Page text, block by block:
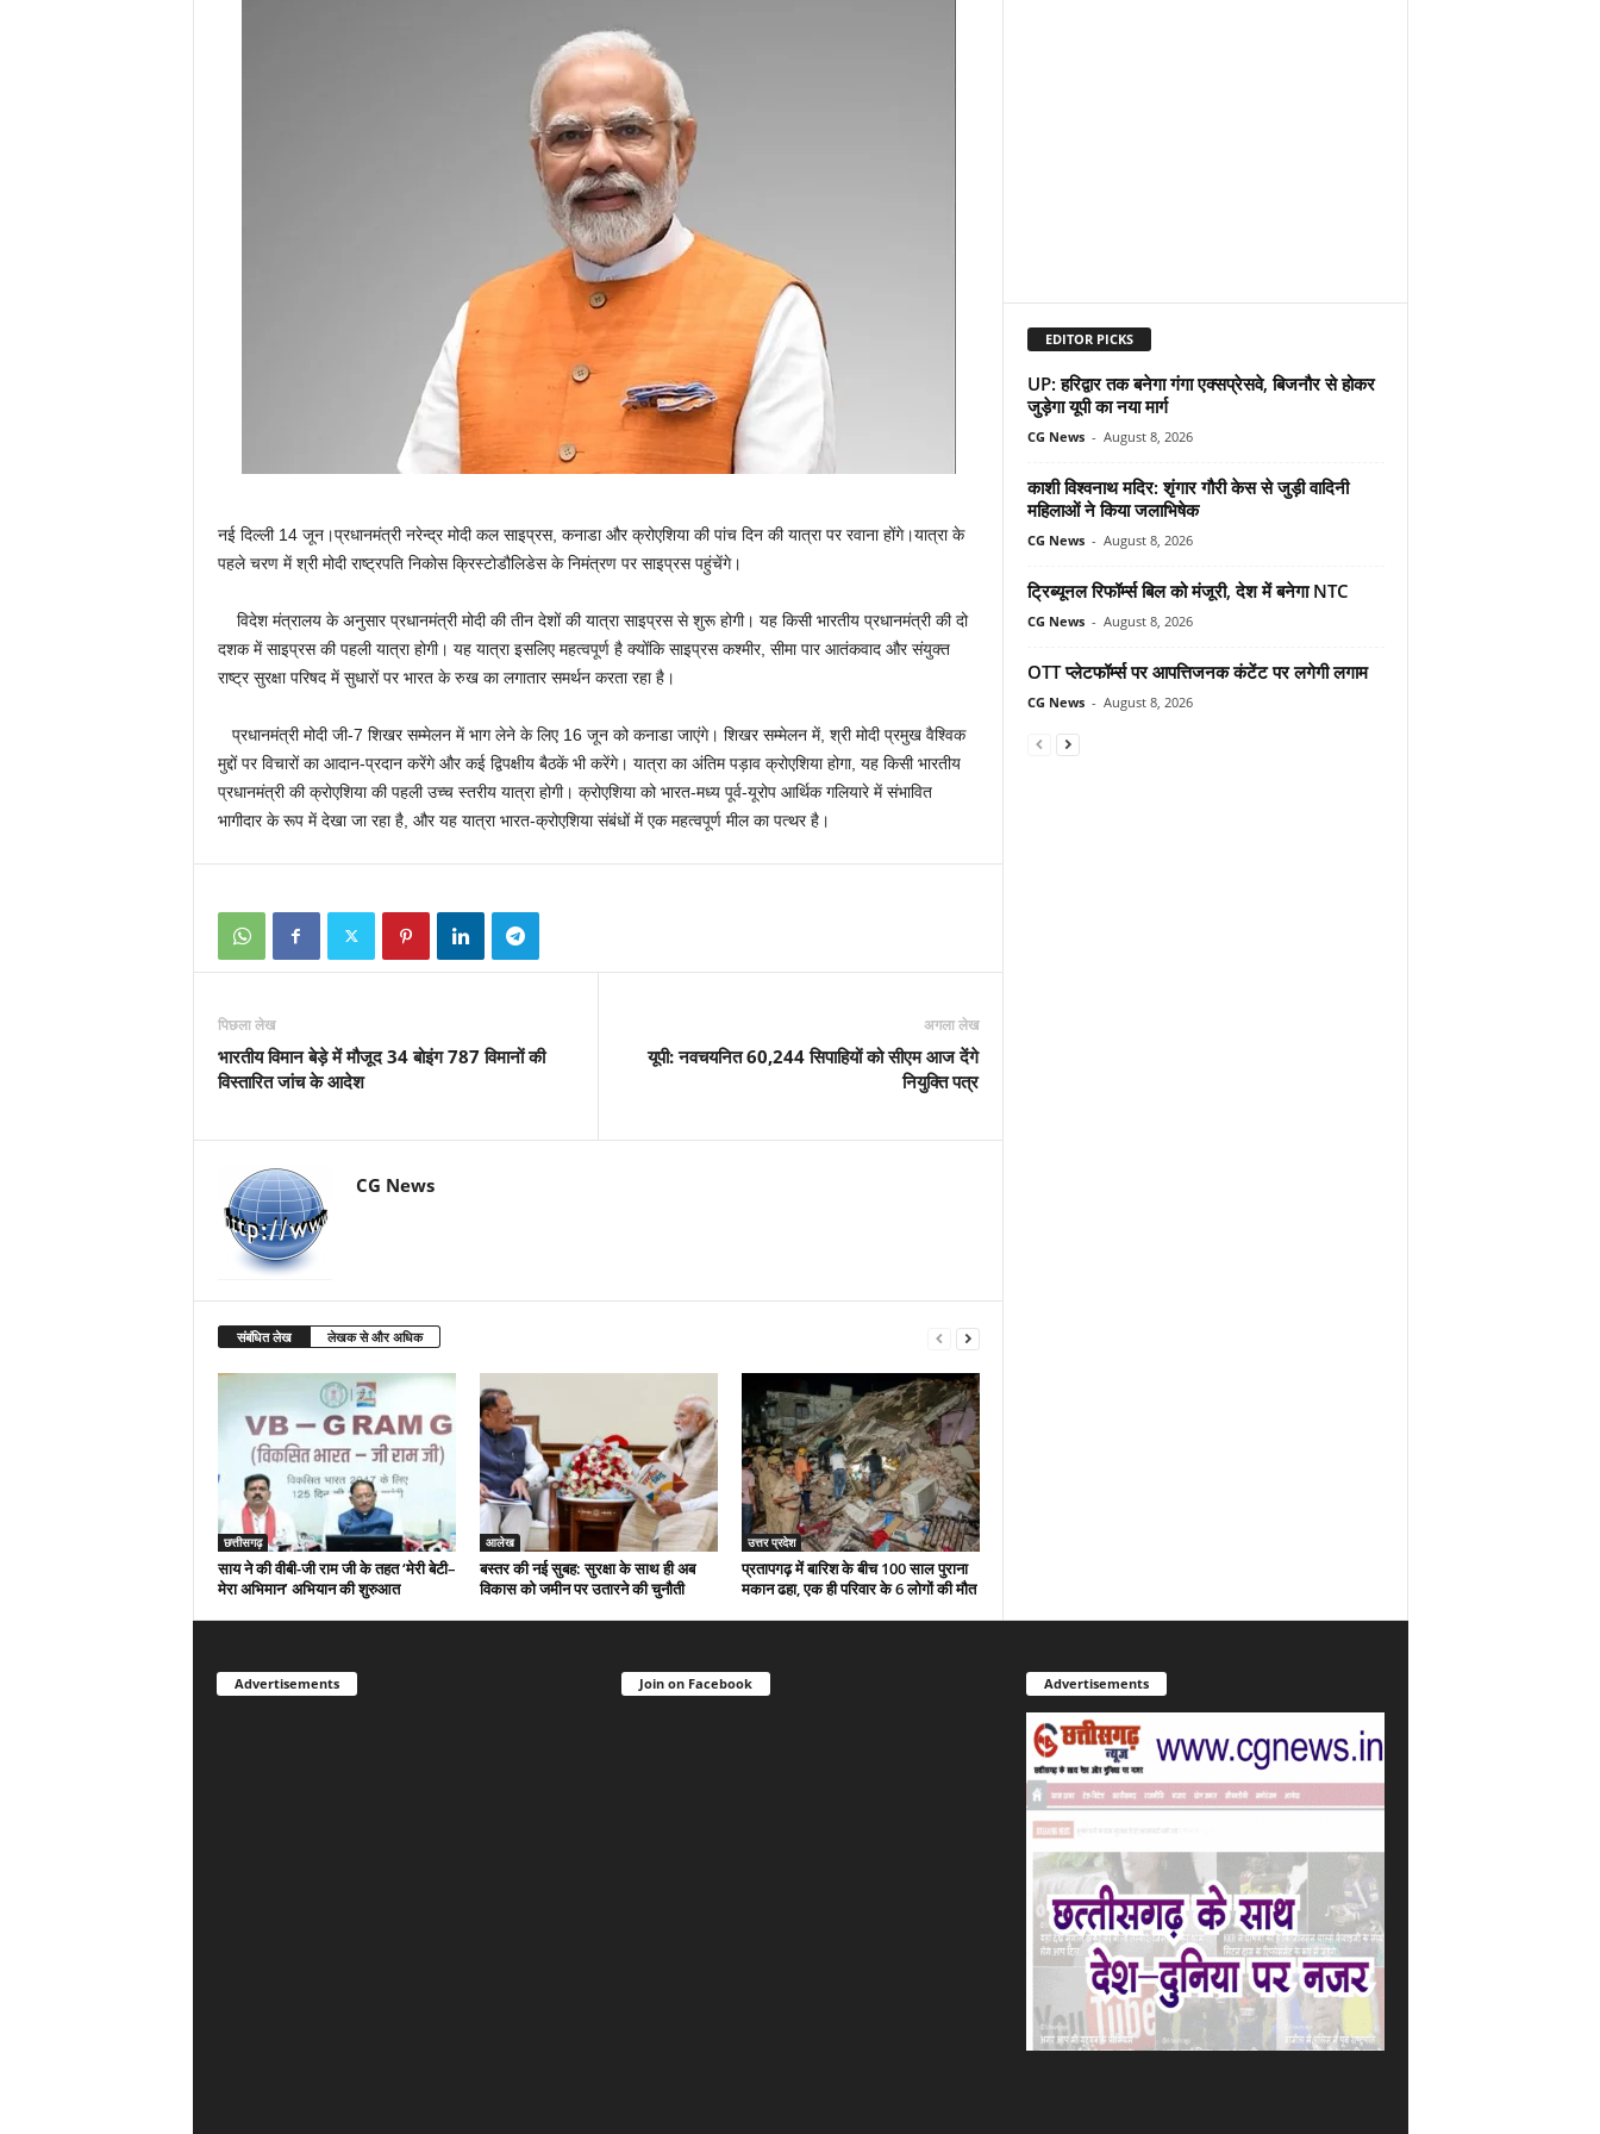
नई दिल्ली 14 जून।प्रधानमंत्री नरेन्‍द्र मोदी कल साइप्रस, कनाडा और क्रोएशिया की पांच दिन की यात्रा पर रवाना होंगे।यात्रा के
पहले चरण में श्री मोदी राष्ट्रपति निकोस क्रिस्टोडौलिडेस के निमंत्रण पर साइप्रस पहुंचेंगे।
विदेश मंत्रालय के अनुसार प्रधानमंत्री मोदी की तीन देशों की यात्रा साइप्रस से शुरू होगी। यह किसी भारतीय प्रधानमंत्री की दो
दशक में साइप्रस की पहली यात्रा होगी। यह यात्रा इसलिए महत्वपूर्ण है क्योंकि साइप्रस कश्मीर, सीमा पार आतंकवाद और संयुक्त
राष्ट्र सुरक्षा परिषद में सुधारों पर भारत के रुख का लगातार समर्थन करता रहा है।
प्रधानमंत्री मोदी जी-7 शिखर सम्मेलन में भाग लेने के लिए 16 जून को कनाडा जाएंगे। शिखर सम्मेलन में, श्री मोदी प्रमुख वैश्विक
मुद्दों पर विचारों का आदान-प्रदान करेंगे और कई द्विपक्षीय बैठकें भी करेंगे। यात्रा का अंतिम पड़ाव क्रोएशिया होगा, यह किसी भारतीय
प्रधानमंत्री की क्रोएशिया की पहली उच्च स्तरीय यात्रा होगी। क्रोएशिया को भारत-मध्य पूर्व-यूरोप आर्थिक गलियारे में संभावित
भागीदार के रूप में देखा जा रहा है, और यह यात्रा भारत-क्रोएशिया संबंधों में एक महत्वपूर्ण मील का पत्थर है।
पिछला लेख
भारतीय विमान बेड़े में मौजूद 34 बोइंग 787 विमानों की
विस्तारित जांच के आदेश
अगला लेख
यूपी: नवचयनित 60,244 सिपाहियों को सीएम आज देंगे
नियुक्ति पत्र
CG News
संबंधित लेख लेखक से और अधिक
छत्तीसगढ़
साय ने की वीबी-जी राम जी के तहत ‘मेरी बेटी–
मेरा अभिमान’ अभियान की शुरुआत
आलेख
बस्तर की नई सुबह: सुरक्षा के साथ ही अब
विकास को जमीन पर उतारने की चुनौती
उत्तर प्रदेश
प्रतापगढ़ में बारिश के बीच 100 साल पुराना
मकान ढहा, एक ही परिवार के 6 लोगों की मौत
EDITOR PICKS
UP: हरिद्वार तक बनेगा गंगा एक्सप्रेसवे, बिजनौर से होकर
जुड़ेगा यूपी का नया मार्ग
CG News - August 8, 2026
काशी विश्वनाथ मदिर: शृंगार गौरी केस से जुड़ी वादिनी
महिलाओं ने किया जलाभिषेक
CG News - August 8, 2026
ट्रिब्यूनल रिफॉर्म्स बिल को मंजूरी, देश में बनेगा NTC
CG News - August 8, 2026
OTT प्लेटफॉर्म्स पर आपत्तिजनक कंटेंट पर लगेगी लगाम
CG News - August 8, 2026
Advertisements Join on Facebook Advertisements